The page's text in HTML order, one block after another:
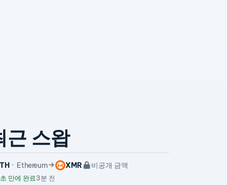
근 스왑
Ethereum XMR 비공개 금액
만에 완료3분 전